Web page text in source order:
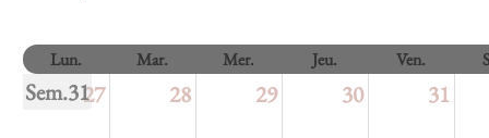
Lun. Mar. Mer. Jeu. Ven.
Sem.3127 28 29 30 31